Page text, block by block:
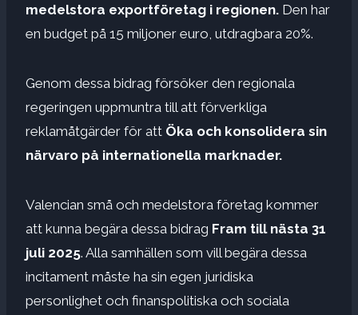
medelstora exportföretag i regionen. Den har
en budget på 15 miljoner euro, utdragbara 20%.
Genom dessa bidrag försöker den regionala
regeringen uppmuntra till att förverkliga
reklamåtgärder för att Öka och konsolidera sin
närvaro på internationella marknader.
Valencian små och medelstora företag kommer
att kunna begära dessa bidrag Fram till nästa 31
juli 2025. Alla samhällen som vill begära dessa
incitament måste ha sin egen juridiska
personlighet och finanspolitiska och sociala